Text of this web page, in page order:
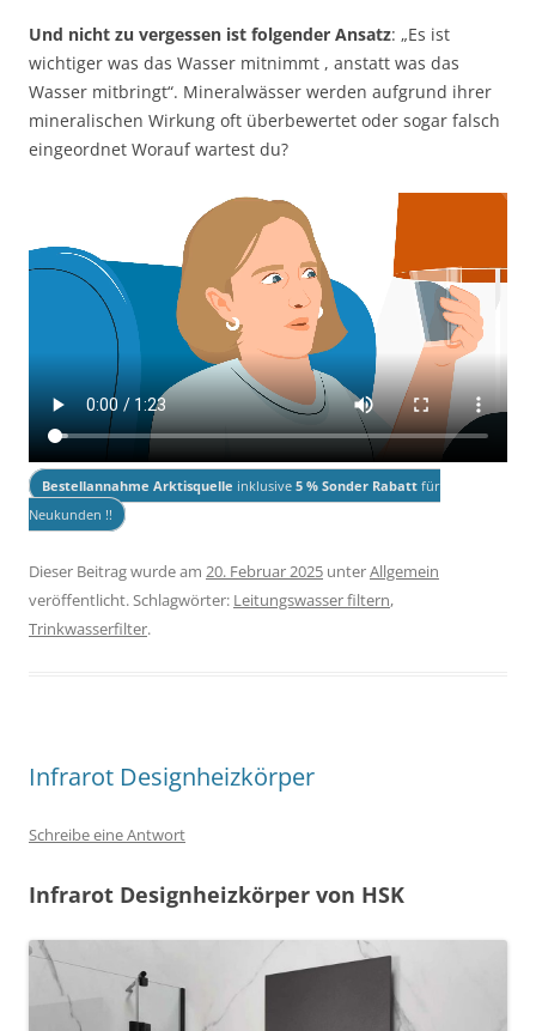
Und nicht zu vergessen ist folgender Ansatz: „Es ist
wichtiger was das Wasser mitnimmt , anstatt was das
Wasser mitbringt“. Mineralwässer werden aufgrund ihrer
mineralischen Wirkung oft überbewertet oder sogar falsch
eingeordnet Worauf wartest du?
Bestellannahme Arktisquelle inklusive 5 % Sonder Rabatt für
Neukunden !!
Dieser Beitrag wurde am 20. Februar 2025 unterAllgemein
veröffentlicht. Schlagwörter: Leitungswasser filtern,
Trinkwasserfilter.
Infrarot Designheizkörper
Schreibe eine Antwort
Infrarot Designheizkörper von HSK